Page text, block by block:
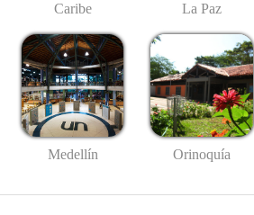
Caribe La Paz
Medellín Orinoquía